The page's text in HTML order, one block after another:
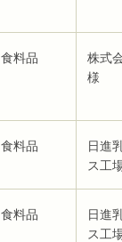
食料品
株式
様
食料品
日進
ス工
食料品
日進
ス工